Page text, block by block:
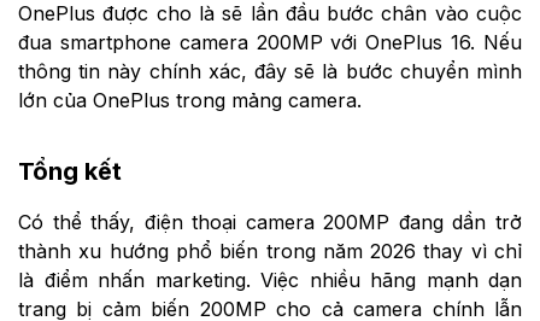
OnePlus được cho là sẽ lần đầu bước chân vào cuộc
đua smartphone camera 200MP với OnePlus 16. Nếu
thông tin này chính xác, đây sẽ là bước chuyển mình
lớn của OnePlus trong mảng camera.
Tổng kết
Có thể thấy, điện thoại camera 200MP đang dần trở
thành xu hướng phổ biến trong năm 2026 thay vì chỉ
là điểm nhấn marketing. Việc nhiều hãng mạnh dạn
trang bị cảm biến 200MP cho cả camera chính lẫn